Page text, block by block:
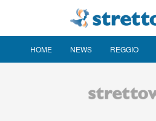
HOME NEWS REGGIO